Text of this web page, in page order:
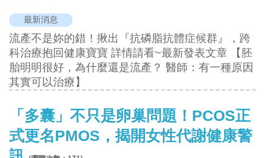
最新消息
流產不是妳的錯！揪出『抗磷脂抗體症候群』，跨
科治療抱回健康寶寶 詳情請看~最新發表文章 【胚
胎明明很好，為什麼還是流產？ 醫師：有一種原因
其實可以治療】
「多囊」不只是卵巢問題！PCOS正
式更名PMOS，揭開女性代謝健康警